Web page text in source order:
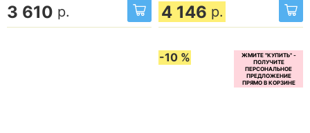
3 610 р. 4 146 р.
-10 %